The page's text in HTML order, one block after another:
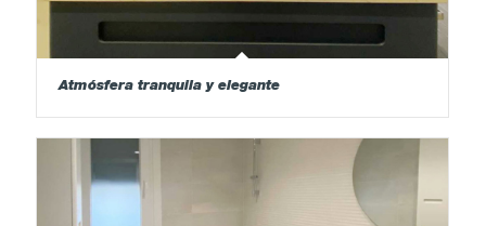
Atmósfera tranquila y elegante